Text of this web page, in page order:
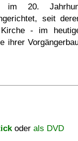
im 20.
seit
- im
ihrer
oder als DVD